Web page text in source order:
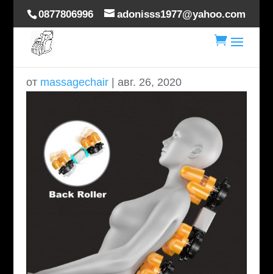
0877806996 adonisss1977@yahoo.com

007
от massagechair| авг. 26, 2020